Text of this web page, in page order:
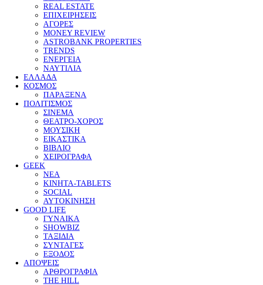
REAL ESTATE
ΕΠΙΧΕΙΡΗΣΕΙΣ
ΑΓΟΡΕΣ
MONEY REVIEW
ASTROBANK PROPERTIES
TRENDS
ΕΝΕΡΓΕΙΑ
ΝΑΥΤΙΛΙΑ
ΕΛΛΑΔΑ
ΚΟΣΜΟΣ
ΠΑΡΑΞΕΝΑ
ΠΟΛΙΤΙΣΜΟΣ
ΣΙΝΕΜΑ
ΘΕΑΤΡΟ-ΧΟΡΟΣ
ΜΟΥΣΙΚΗ
ΕΙΚΑΣΤΙΚΑ
ΒΙΒΛΙΟ
ΧΕΙΡΟΓΡΑΦΑ
GEEK
ΝΕΑ
ΚΙΝΗΤΑ-TABLETS
SOCIAL
ΑΥΤΟΚΙΝΗΣΗ
GOOD LIFE
ΓΥΝΑΙΚΑ
SHOWBIZ
ΤΑΞΙΔΙΑ
ΣΥΝΤΑΓΕΣ
ΕΞΟΔΟΣ
ΑΠΟΨΕΙΣ
ΑΡΘΡΟΓΡΑΦΙΑ
THE HILL